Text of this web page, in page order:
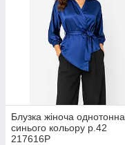
Блузка жіноча однотонна
синього кольору р.42
217616P